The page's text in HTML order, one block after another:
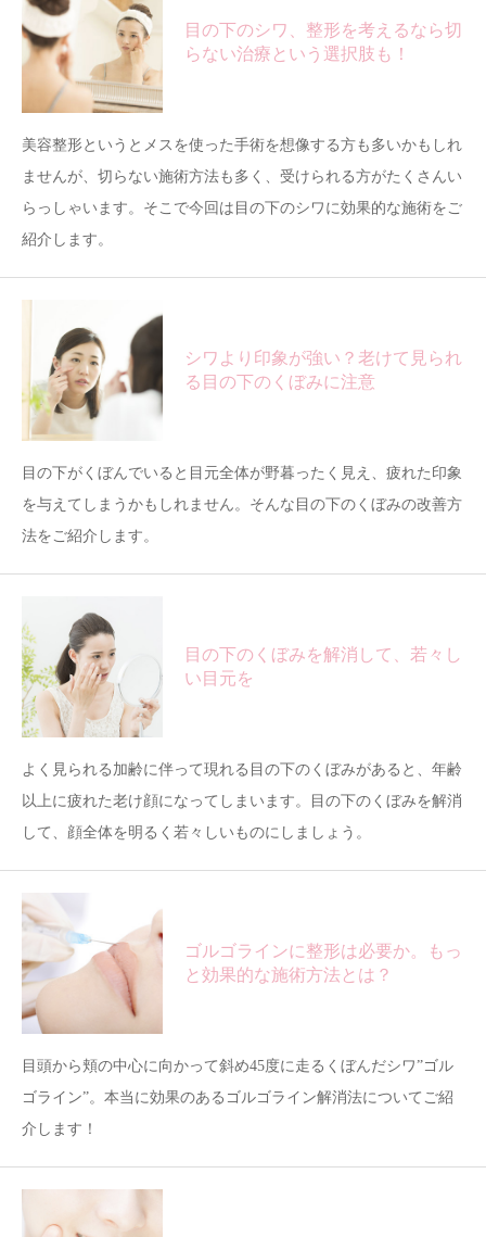
目の下のシワ、整形を考えるなら切
らない治療という選択肢も！
美容整形というとメスを使った手術を想像する方も多いかもしれ
ませんが、切らない施術方法も多く、受けられる方がたくさんい
らっしゃいます。そこで今回は目の下のシワに効果的な施術をご
紹介します。
シワより印象が強い？老けて見られ
る目の下のくぼみに注意
目の下がくぼんでいると目元全体が野暮ったく見え、疲れた印象
を与えてしまうかもしれません。そんな目の下のくぼみの改善方
法をご紹介します。
目の下のくぼみを解消して、若々し
い目元を
よく見られる加齢に伴って現れる目の下のくぼみがあると、年齢
以上に疲れた老け顔になってしまいます。目の下のくぼみを解消
して、顔全体を明るく若々しいものにしましょう。
ゴルゴラインに整形は必要か。もっ
と効果的な施術方法とは？
目頭から頬の中心に向かって斜め45度に走るくぼんだシワ”ゴル
ゴライン”。本当に効果のあるゴルゴライン解消法についてご紹
介します！